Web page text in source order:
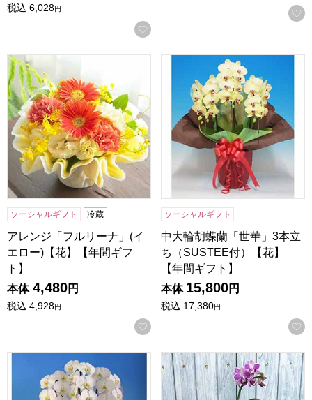
税込 6,028円
お気に入りに登録する
アレンジ「フルリーナ」(イエロー)【花】【年間ギフト】
ソーシャルギフト 冷蔵
アレンジ「フルリーナ」(イ
エロー)【花】【年間ギフ
ト】
本体 4,480円
税込 4,928円
お気に入りに登録する
中大輪胡蝶蘭「世華」3本立
ソーシャルギフト
中大輪胡蝶蘭「世華」3本立
ち（SUSTEE付）【花】
【年間ギフト】
本体 15,800円
税込 17,380円
中大輪胡蝶蘭「プリンス」3本立ち（SUSTEE付）【花】【
水耕栽培する胡蝶蘭栽培セ